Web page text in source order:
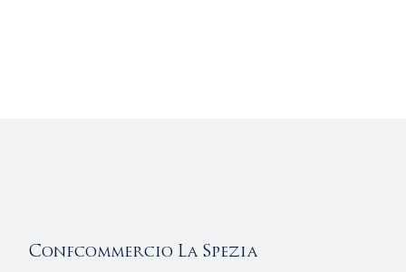
Confcommercio La Spezia